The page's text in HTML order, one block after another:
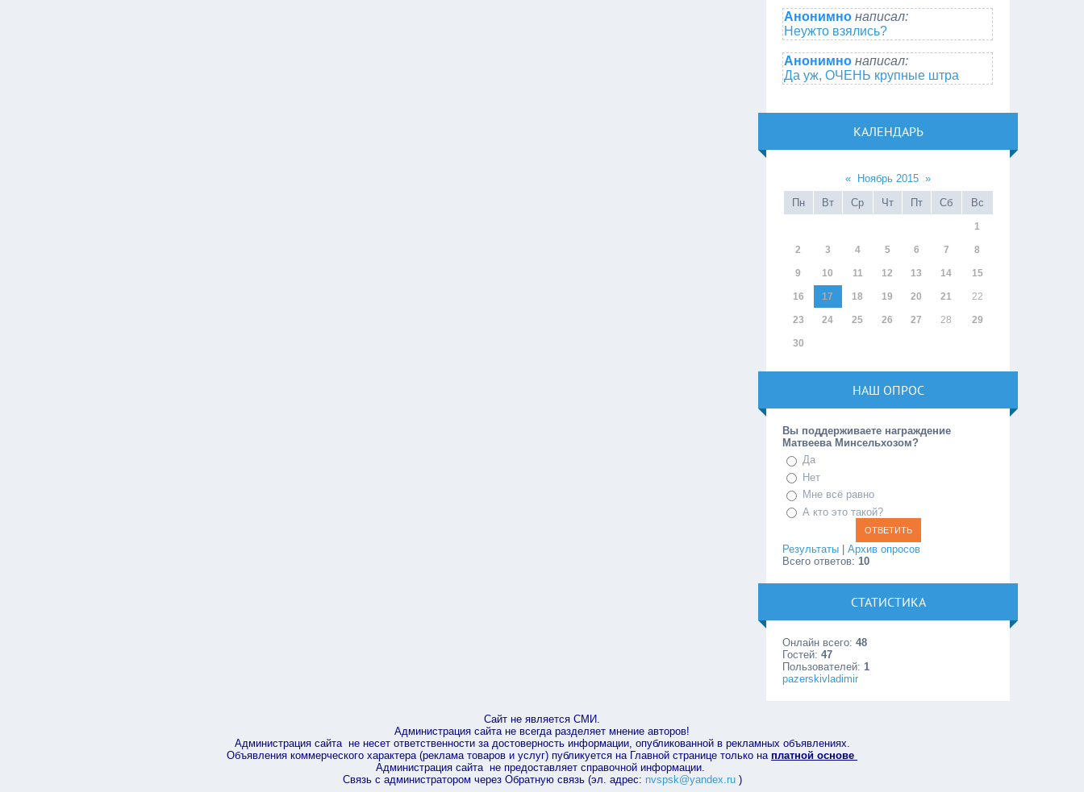
Анонимно написал:
Неужто взялись?
Анонимно написал:
Да уж, ОЧЕНЬ крупные штра
КАЛЕНДАРЬ
« Ноябрь 2015 »
Пн
Вт Ср Чт Пт Сб Вс
1
2 3 4 5 6 7 8
9 10 11 12 13 14 15
16 17 18 19 20 21 22
23 24 25 26 27 28 29
30
НАШ ОПРОС
Вы поддерживаете награждение
Матвеева Минсельхозом?
Да
Нет
Мне всё равно
А кто это такой?
Результаты |Архив опросов
Всего ответов:10
СТАТИСТИКА
Онлайн всего:48
Гостей:47
Пользователей:1
pazerskivladimir
Сайт не является СМИ.
Администрация сайта не всегда разделяет мнение авторов!
Администрация сайта не несет ответственности за достоверность информации, опубликованной в рекламных объявлениях.
Объявления коммерческого характера (реклама товаров и услуг) публикуется на Главной странице только на платной основе
Администрация сайта не предоставляет справочной информации.
Связь с администратором через Обратную связь (эл. адрес: nvspsk@yandex.ru)